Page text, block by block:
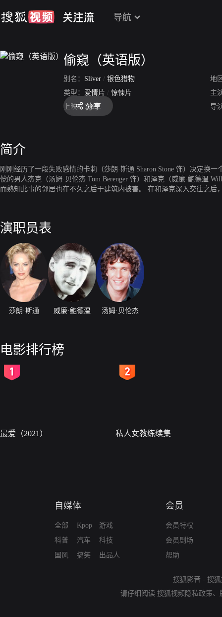
导航
偷窥（英语版）
别名： Sliver / 银色猎物
地
类型： 爱情片 / 惊悚片
主
上映： 1993 导
分享
简介
刚刚经历了一段失败感情的卡莉（莎朗·斯通 Sharon Stone 饰）决定换
傥的男人杰克（汤姆·贝伦杰 Tom Berenger 饰）和泽克（威廉·鲍德温
而熟知此事的邻居也在不久之后于建筑内被害。 在和泽克深入交往之
演职员表
莎朗·斯通 威廉·鲍德温 汤姆·贝伦杰
电影排行榜
最爱（2021） 私人女教练续集
自媒体
全部
科普
国风
Kpop
汽车
搞笑
游戏
科技
出品人
会员
会员特权
会员剧场
帮助
搜狐影音 - 搜
请仔细阅读 搜狐视频隐私政策、